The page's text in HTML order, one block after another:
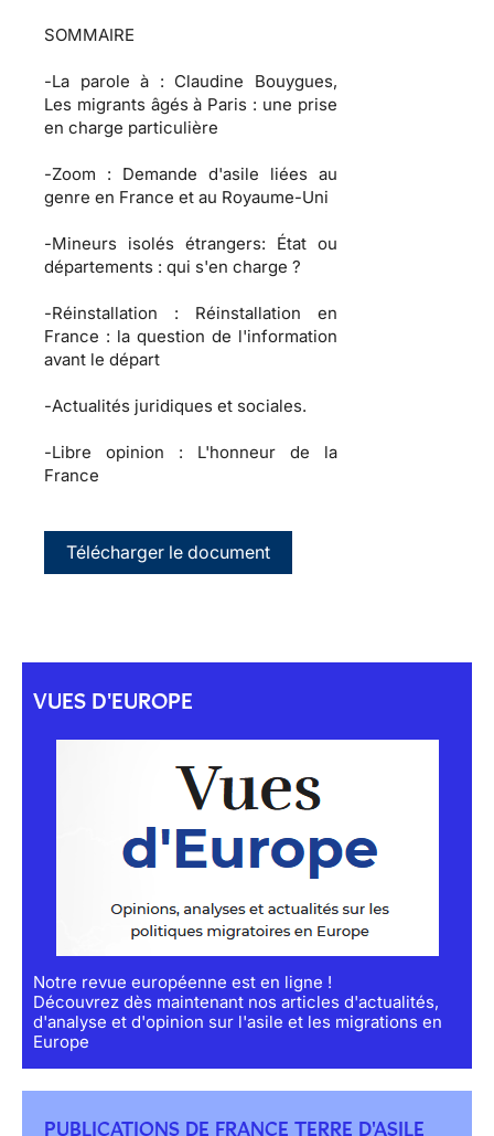
SOMMAIRE
-La parole à : Claudine Bouygues,
Les migrants âgés à Paris : une prise
en charge particulière
-Zoom : Demande d'asile liées au
genre en France et au Royaume-Uni
-Mineurs isolés étrangers: État ou
départements : qui s'en charge ?
-Réinstallation : Réinstallation en
France : la question de l'information
avant le départ
-Actualités juridiques et sociales.
-Libre opinion : L'honneur de la
France
Télécharger le document
VUES D'EUROPE
Notre revue européenne est en ligne !
Découvrez dès maintenant nos articles d'actualités,
d'analyse et d'opinion sur l'asile et les migrations en
Europe
PUBLICATIONS DE FRANCE TERRE D'ASILE